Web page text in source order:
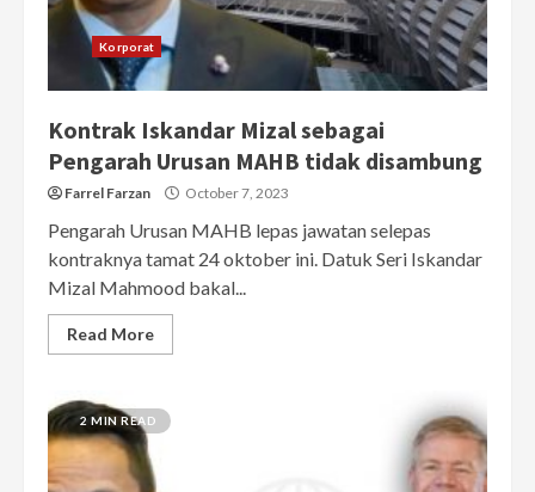
Korporat
Kontrak Iskandar Mizal sebagai
Pengarah Urusan MAHB tidak disambung
Farrel Farzan October 7, 2023
Pengarah Urusan MAHB lepas jawatan selepas
kontraknya tamat 24 oktober ini. Datuk Seri Iskandar
Mizal Mahmood bakal...
Read More
2 MIN READ